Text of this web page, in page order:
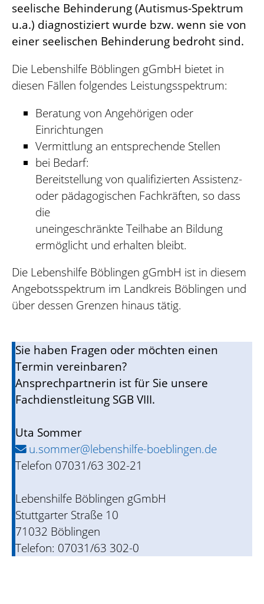
seelische Behinderung (Autismus-Spektrum
u.a.) diagnostiziert wurde bzw. wenn sie von
einer seelischen Behinderung bedroht sind.
Die Lebenshilfe Böblingen gGmbH bietet in
diesen Fällen folgendes Leistungsspektrum:
Beratung von Angehörigen oder
Einrichtungen
Vermittlung an entsprechende Stellen
bei Bedarf:
Bereitstellung von qualifizierten Assistenz-
oder pädagogischen Fachkräften, so dass
die
uneingeschränkte Teilhabe an Bildung
ermöglicht und erhalten bleibt.
Die Lebenshilfe Böblingen gGmbH ist in diesem
Angebotsspektrum im Landkreis Böblingen und
über dessen Grenzen hinaus tätig.
Sie haben Fragen oder möchten einen
Termin vereinbaren?
Ansprechpartnerin ist für Sie unsere
Fachdienstleitung SGB VIII.
Uta Sommer
u.sommer@lebenshilfe-boeblingen.de
Telefon 07031/63 302-21
Lebenshilfe Böblingen gGmbH
Stuttgarter Straße 10
71032 Böblingen
Telefon: 07031/63 302-0